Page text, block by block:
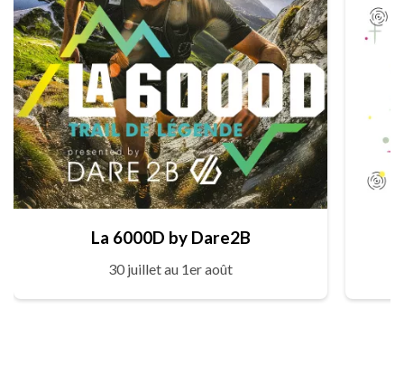
La 6000D by Dare2B
30 juillet au 1er août